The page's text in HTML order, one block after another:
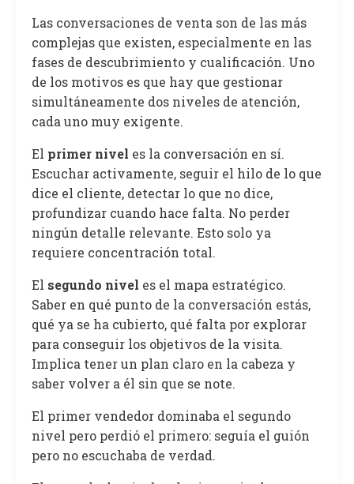
Las conversaciones de venta son de las más
complejas que existen, especialmente en las
fases de descubrimiento y cualificación. Uno
de los motivos es que hay que gestionar
simultáneamente dos niveles de atención,
cada uno muy exigente.
El primer nivel es la conversación en sí.
Escuchar activamente, seguir el hilo de lo que
dice el cliente, detectar lo que no dice,
profundizar cuando hace falta. No perder
ningún detalle relevante. Esto solo ya
requiere concentración total.
El segundo nivel es el mapa estratégico.
Saber en qué punto de la conversación estás,
qué ya se ha cubierto, qué falta por explorar
para conseguir los objetivos de la visita.
Implica tener un plan claro en la cabeza y
saber volver a él sin que se note.
El primer vendedor dominaba el segundo
nivel pero perdió el primero: seguía el guión
pero no escuchaba de verdad.